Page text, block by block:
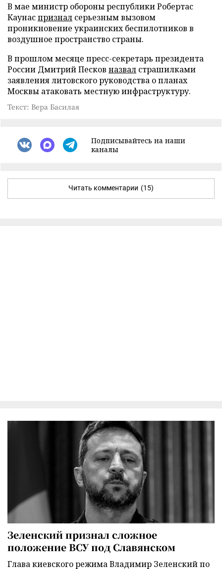
В мае министр обороны республики Робертас
Каунаспризнал серьезным вызовом
проникновение украинских беспилотников в
воздушное пространство страны.
В прошлом месяце пресс-секретарь президента
России Дмитрий Песков назвал страшилками
заявления литовского руководства о планах
Москвы атаковать местную инфраструктуру.
Текст: Вера Басилая
Подписывайтесь на наши
каналы
Читать комментарии (15)
Зеленский признал сложное
положение ВСУ под Славянском
Глава киевского режима Владимир Зеленский по